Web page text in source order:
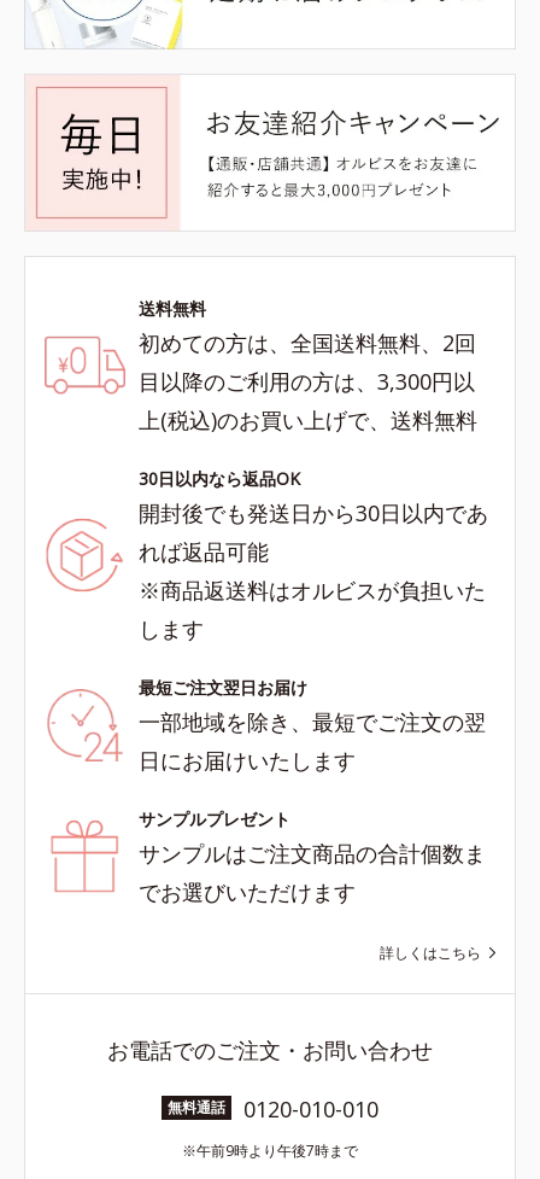
送料無料
初めての方は、全国送料無料、2回
目以降のご利用の方は、3,300円以
上(税込)のお買い上げで、送料無料
30日以内なら返品OK
開封後でも発送日から30日以内であ
れば返品可能
※商品返送料はオルビスが負担いた
します
最短ご注文翌日お届け
一部地域を除き、最短でご注文の翌
日にお届けいたします
サンプルプレゼント
サンプルはご注文商品の合計個数ま
でお選びいただけます
詳しくはこちら
お電話でのご注文・お問い合わせ
無料通話 0120-010-010
午前9時より午後7時まで